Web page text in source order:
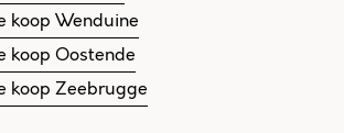
koop Wenduine
koop Oostende
koop Zeebrugge